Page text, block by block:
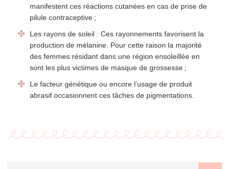
manifestent ces réactions cutanées en cas de prise de
pilule contraceptive ;
Les rayons de soleil : Ces rayonnements favorisent la
production de mélanine. Pour cette raison la majorité
des femmes résidant dans une région ensoleillée en
sont les plus victimes de masque de grossesse ;
Le facteur génétique ou encore l’usage de produit
abrasif occasionnent ces tâches de pigmentations.